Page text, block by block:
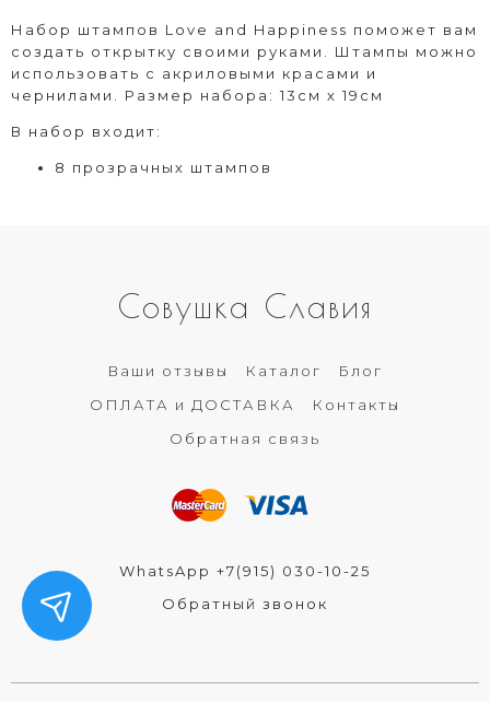
Набор штампов Love and Happiness поможет вам
создать открытку своими руками. Штампы можно
использовать с акриловыми красами и
чернилами. Размер набора: 13см х 19см
В набор входит:
8 прозрачных штампов
Совушка Славия
Ваши отзывы Каталог
Блог
ОПЛАТА и ДОСТАВКА
Контакты
Обратная связь
WhatsApp +7(915) 030-10-25
Обратный звонок